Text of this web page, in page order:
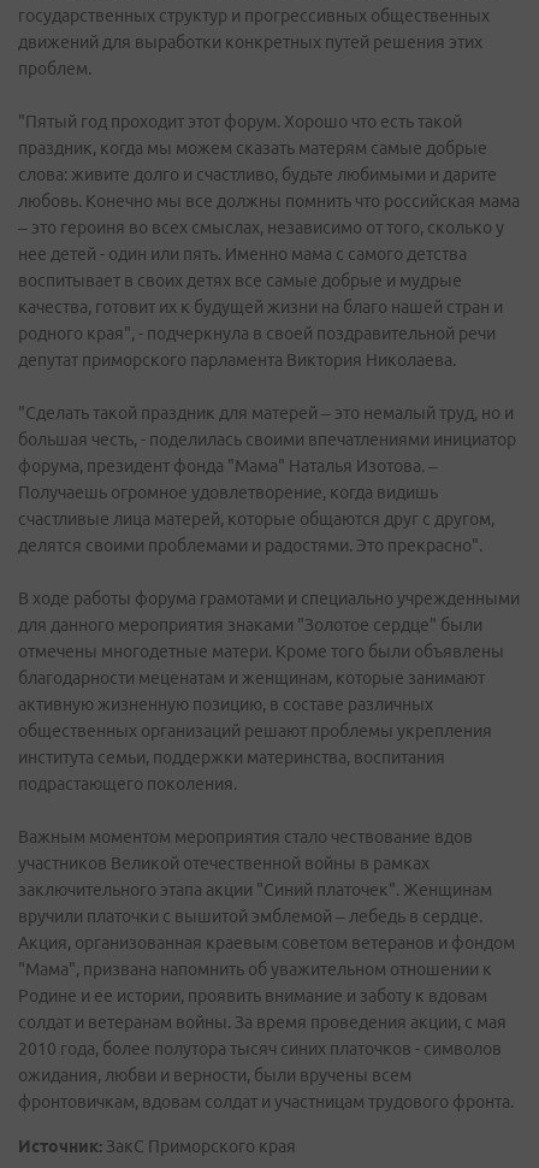
государственных структур и прогрессивных общественных
движений для выработки конкретных путей решения этих
проблем.
"Пятый год проходит этот форум. Хорошо что есть такой
праздник, когда мы можем сказать матерям самые добрые
слова: живите долго и счастливо, будьте любимыми и дарите
любовь. Конечно мы все должны помнить что российская мама
– это героиня во всех смыслах, независимо от того, сколько у
нее детей - один или пять. Именно мама с самого детства
воспитывает в своих детях все самые добрые и мудрые
качества, готовит их к будущей жизни на благо нашей стран и
родного края", - подчеркнула в своей поздравительной речи
депутат приморского парламента Виктория Николаева.
"Сделать такой праздник для матерей – это немалый труд, но и
большая честь, - поделилась своими впечатлениями инициатор
форума, президент фонда "Мама" Наталья Изотова. –
Получаешь огромное удовлетворение, когда видишь
счастливые лица матерей, которые общаются друг с другом,
делятся своими проблемами и радостями. Это прекрасно".
В ходе работы форума грамотами и специально учрежденными
для данного мероприятия знаками "Золотое сердце" были
отмечены многодетные матери. Кроме того были объявлены
благодарности меценатам и женщинам, которые занимают
активную жизненную позицию, в составе различных
общественных организаций решают проблемы укрепления
института семьи, поддержки материнства, воспитания
подрастающего поколения.
Важным моментом мероприятия стало чествование вдов
участников Великой отечественной войны в рамках
заключительного этапа акции "Синий платочек". Женщинам
вручили платочки с вышитой эмблемой – лебедь в сердце.
Акция, организованная краевым советом ветеранов и фондом
"Мама", призвана напомнить об уважительном отношении к
Родине и ее истории, проявить внимание и заботу к вдовам
солдат и ветеранам войны. За время проведения акции, с мая
2010 года, более полутора тысяч синих платочков - символов
ожидания, любви и верности, были вручены всем
фронтовичкам, вдовам солдат и участницам трудового фронта.
Источник: ЗакС Приморского края